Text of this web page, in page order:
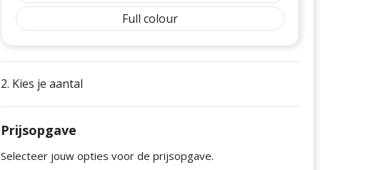
Full colour
2. Kies je aantal
Prijsopgave
Selecteer jouw opties voor de prijsopgave.